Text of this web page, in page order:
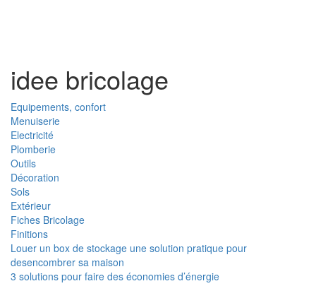
idee bricolage
Equipements, confort
Menuiserie
Electricité
Plomberie
Outils
Décoration
Sols
Extérieur
Fiches Bricolage
Finitions
Louer un box de stockage une solution pratique pour
desencombrer sa maison
3 solutions pour faire des économies d’énergie